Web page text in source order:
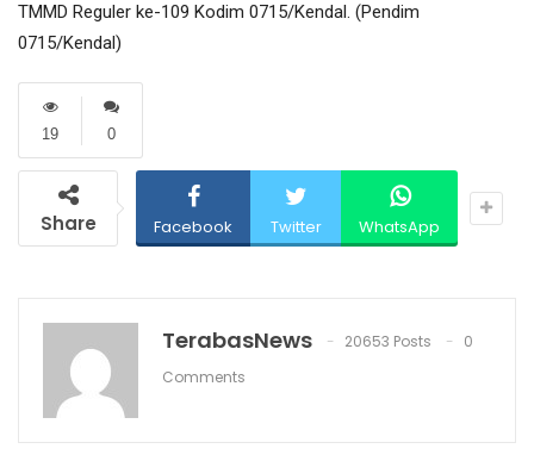
TMMD Reguler ke-109 Kodim 0715/Kendal. (Pendim
0715/Kendal)
0
19
Share Facebook Twitter WhatsApp
TerabasNews 20653 Posts
0
Comments